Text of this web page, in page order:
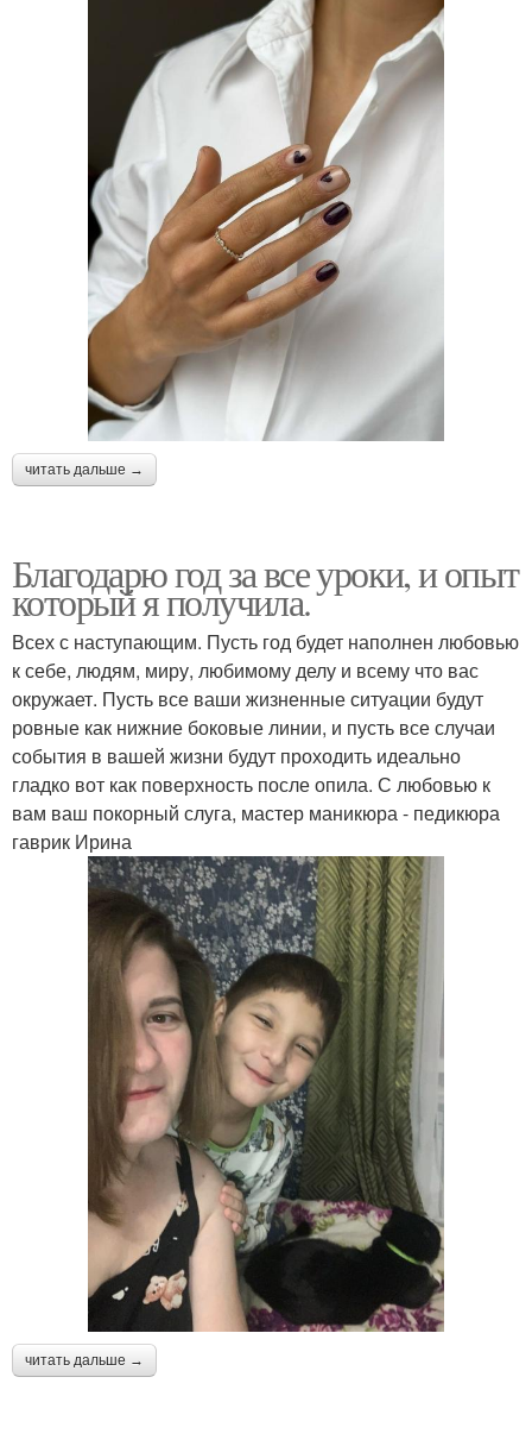
читать дальше →
Благодарю год за все уроки, и опыт
который я получила.
Всех с наступающим. Пусть год будет наполнен любовью
к себе, людям, миру, любимому делу и всему что вас
окружает. Пусть все ваши жизненные ситуации будут
ровные как нижние боковые линии, и пусть все случаи
события в вашей жизни будут проходить идеально
гладко вот как поверхность после опила. С любовью к
вам ваш покорный слуга, мастер маникюра - педикюра
гаврик Ирина
читать дальше →